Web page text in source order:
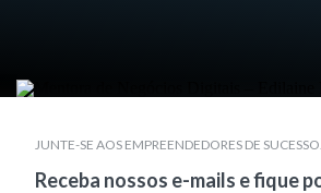
JUNTE-SE AOS EMPREENDEDORES DE SUCESSO.
Receba nossos e-mails e fique